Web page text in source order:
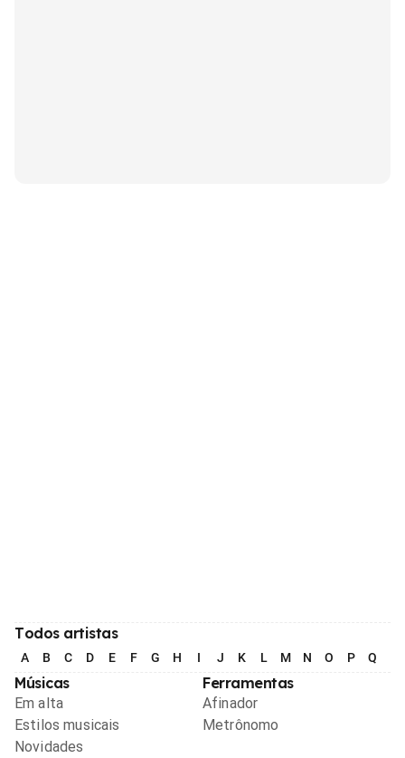
Todos artistas
A B C D E F G H I J K L M N O P Q
Músicas
Em alta
Estilos musicais
Novidades
Ferramentas
Afinador
Metrônomo